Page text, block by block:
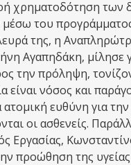
χρηματοδότηση των
μέσω του
της, η
Αγαπηδάκη, μίλησε
την πρόληψη,
είναι νόσος και
ατομική ευθύνη για
οι ασθενείς.
Εργασίας,
προώθηση της